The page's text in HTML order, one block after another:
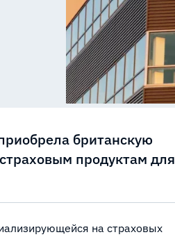
британскую
продуктам для
на страховых